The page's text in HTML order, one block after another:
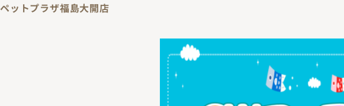
ペットプラザ福島大開店